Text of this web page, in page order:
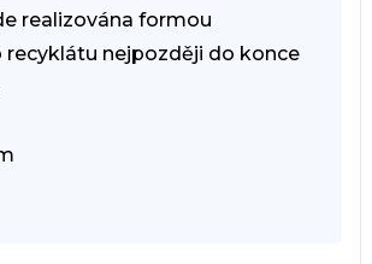
realizována formou
recyklátu nejpozději do konce